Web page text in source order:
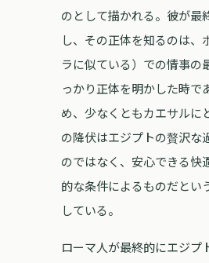
のとして描かれる。彼が最
し、その正体を知るのは、
ラに似ている）での情事の
っかり正体を明かした時で
め、少なくともカエサルに
の降伏はエジプトの贅沢な
のではなく、安心できる快
的な条件によるものだとい
している。
ローマ人が最終的にエジプ